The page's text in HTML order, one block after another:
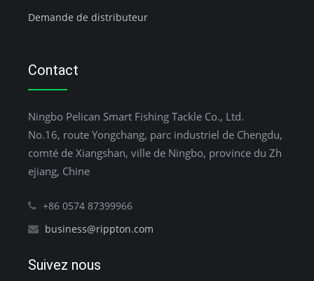
Demande de distributeur
Contact
Ningbo Pelican Smart Fishing Tackle Co., Ltd.
No.16, route Yongchang, parc industriel de Chengdu,
comté de Xiangshan, ville de Ningbo, province du Zh
ejiang, Chine
+86 0574 87399966
business@rippton.com
Suivez nous